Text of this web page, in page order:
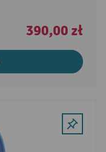
390,00 zł